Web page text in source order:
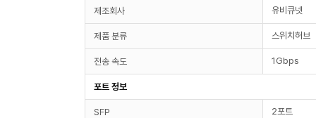
제조회사 유비큐넷
제품 분류 스위치허브
전송 속도 1Gbps
포트 정보
SFP 2포트